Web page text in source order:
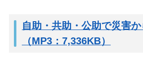
自助・共助・公助で災害
（MP3：7,336KB）